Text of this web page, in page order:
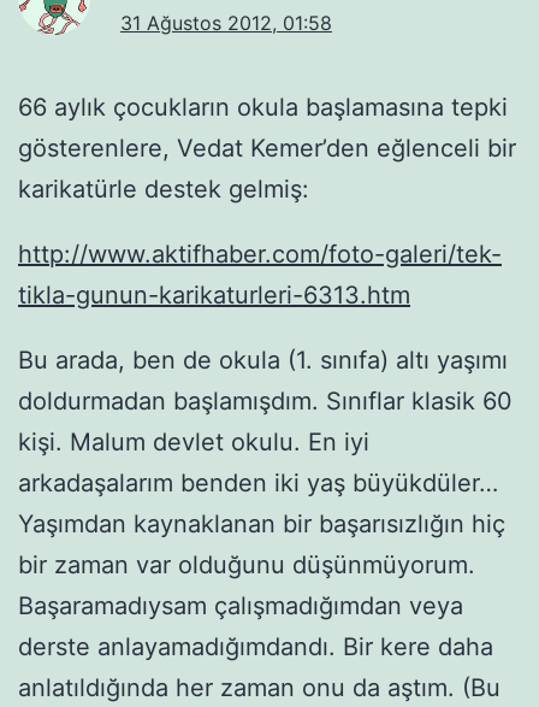
31 Ağustos 2012, 01:58
66 aylık çocukların okula başlamasına tepki
gösterenlere, Vedat Kemer’den eğlenceli bir
karikatürle destek gelmiş:
http://www.aktifhaber.com/foto-galeri/tek-
tikla-gunun-karikaturleri-6313.htm
Bu arada, ben de okula (1. sınıfa) altı yaşımı
doldurmadan başlamışdım. Sınıflar klasik 60
kişi. Malum devlet okulu. En iyi
arkadaşalarım benden iki yaş büyükdüler…
Yaşımdan kaynaklanan bir başarısızlığın hiç
bir zaman var olduğunu düşünmüyorum.
Başaramadıysam çalışmadığımdan veya
derste anlayamadığımdandı. Bir kere daha
anlatıldığında her zaman onu da aştım. (Bu